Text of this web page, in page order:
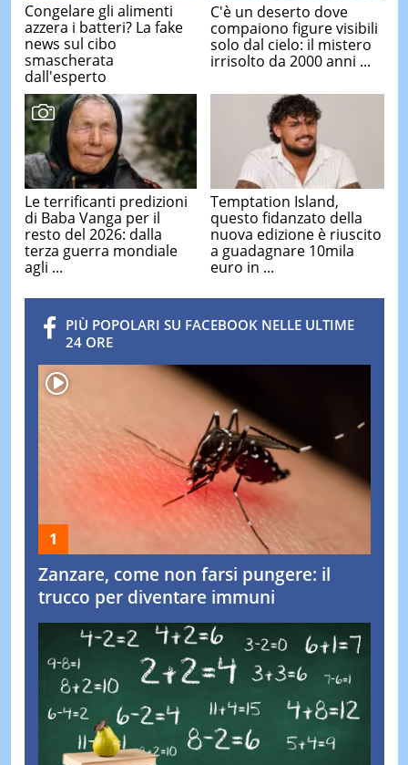
Congelare gli alimenti
azzera i batteri? La fake
news sul cibo
smascherata
dall'esperto
C'è un deserto dove
compaiono figure visibili
solo dal cielo: il mistero
irrisolto da 2000 anni ...
Le terrificanti predizioni
di Baba Vanga per il
resto del 2026: dalla
terza guerra mondiale
agli ...
Temptation Island,
questo fidanzato della
nuova edizione è riuscito
a guadagnare 10mila
euro in ...
PIÙ POPOLARI SU FACEBOOK NELLE ULTIME
24 ORE
Zanzare, come non farsi pungere: il
trucco per diventare immuni